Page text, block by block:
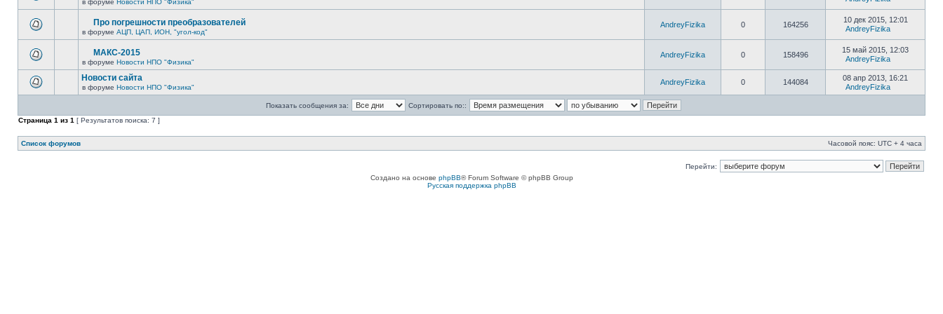
в форуме Новости НПО "Физика"
Про погрешности преобразователей
в форуме АЦП, ЦАП, ИОН, "угол-код"
AndreyFizika 0 164256
10 дек 2015, 12:01
AndreyFizika
МАКС-2015
в форуме Новости НПО "Физика"
AndreyFizika 0 158496
15 май 2015, 12:03
AndreyFizika
Новости сайта
в форуме Новости НПО "Физика"
AndreyFizika 0 144084
08 апр 2013, 16:21
AndreyFizika
Показать сообщения за:
Сортировать по::
Страница 1 из 1 [ Результатов поиска: 7 ]
Список форумов Часовой пояс: UTC + 4 часа
Перейти:
Создано на основе phpBB® Forum Software © phpBB Group
Русская поддержка phpBB